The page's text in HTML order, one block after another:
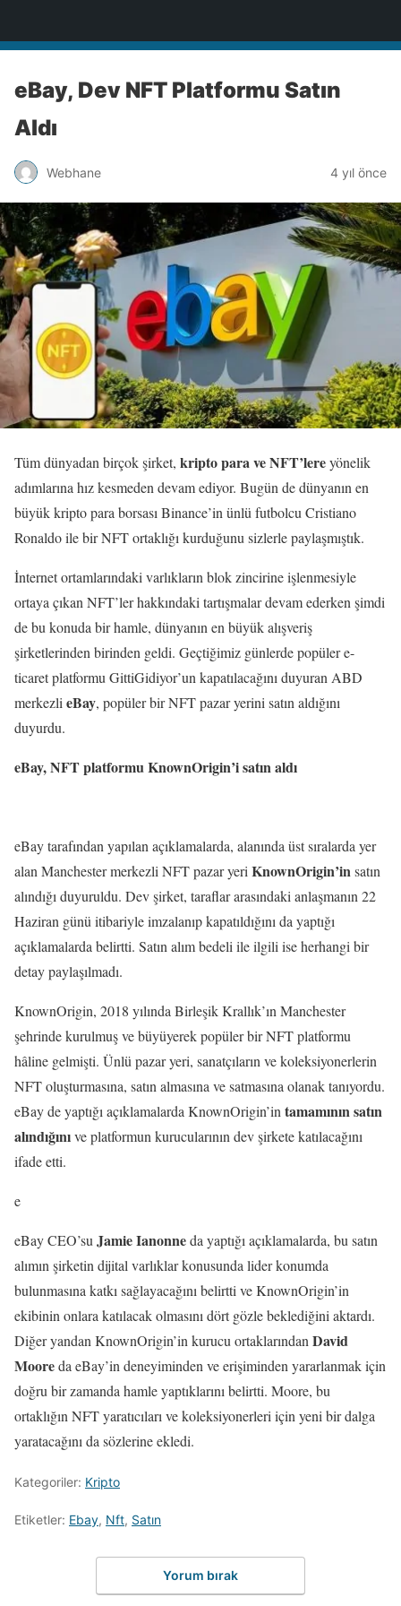
eBay, Dev NFT Platformu Satın
Aldı
Webhane 4 yıl önce
Tüm dünyadan birçok şirket, kripto para ve NFT’lereyönelik
adımlarına hız kesmeden devam ediyor. Bugün de dünyanın en
büyük kripto para borsası Binance’in ünlü futbolcu Cristiano
Ronaldo ile bir NFT ortaklığı kurduğunu sizlerle paylaşmıştık.
İnternet ortamlarındaki varlıkların blok zincirine işlenmesiyle
ortaya çıkan NFT’ler hakkındaki tartışmalar devam ederken şimdi
de bu konuda bir hamle, dünyanın en büyük alışveriş
şirketlerinden birinden geldi. Geçtiğimiz günlerde popüler e-
ticaret platformu GittiGidiyor’un kapatılacağını duyuran ABD
merkezli eBay, popüler bir NFT pazar yerini satın aldığını
duyurdu.
eBay, NFT platformu KnownOrigin’i satın aldı
eBay tarafından yapılan açıklamalarda, alanında üst sıralarda yer
alan Manchester merkezli NFT pazar yeri KnownOrigin’in satın
alındığı duyuruldu. Dev şirket, taraflar arasındaki anlaşmanın 22
Haziran günü itibariyle imzalanıp kapatıldığını da yaptığı
açıklamalarda belirtti. Satın alım bedeli ile ilgili ise herhangi bir
detay paylaşılmadı.
KnownOrigin, 2018 yılında Birleşik Krallık’ın Manchester
şehrinde kurulmuş ve büyüyerek popüler bir NFT platformu
hâline gelmişti. Ünlü pazar yeri, sanatçıların ve koleksiyonerlerin
NFT oluşturmasına, satın almasına ve satmasına olanak tanıyordu.
eBay de yaptığı açıklamalarda KnownOrigin’in tamamının satın
alındığınıve platformun kurucularının dev şirkete katılacağını
ifade etti.
e
eBay CEO’su Jamie Ianonneda yaptığı açıklamalarda, bu satın
alımın şirketin dijital varlıklar konusunda lider konumda
bulunmasına katkı sağlayacağını belirtti ve KnownOrigin’in
ekibinin onlara katılacak olmasını dört gözle beklediğini aktardı.
Diğer yandan KnownOrigin’in kurucu ortaklarından David
Mooreda eBay’in deneyiminden ve erişiminden yararlanmak için
doğru bir zamanda hamle yaptıklarını belirtti. Moore, bu
ortaklığın NFT yaratıcıları ve koleksiyonerleri için yeni bir dalga
yaratacağını da sözlerine ekledi.
Kategoriler: Kripto
Etiketler: Ebay, Nft, Satın
Yorum bırak